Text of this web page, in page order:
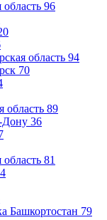
96
область 94
70
область 89
Дону 36
81
Башкортостан 79